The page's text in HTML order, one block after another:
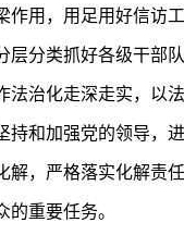
作用，用足用好信访
层分类抓好各级干部
法治化走深走实，以
持和加强党的领导
解，严格落实化解责
重要任务。